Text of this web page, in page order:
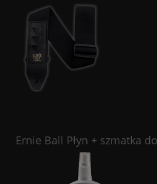
Ernie Ball Płyn + szmatka